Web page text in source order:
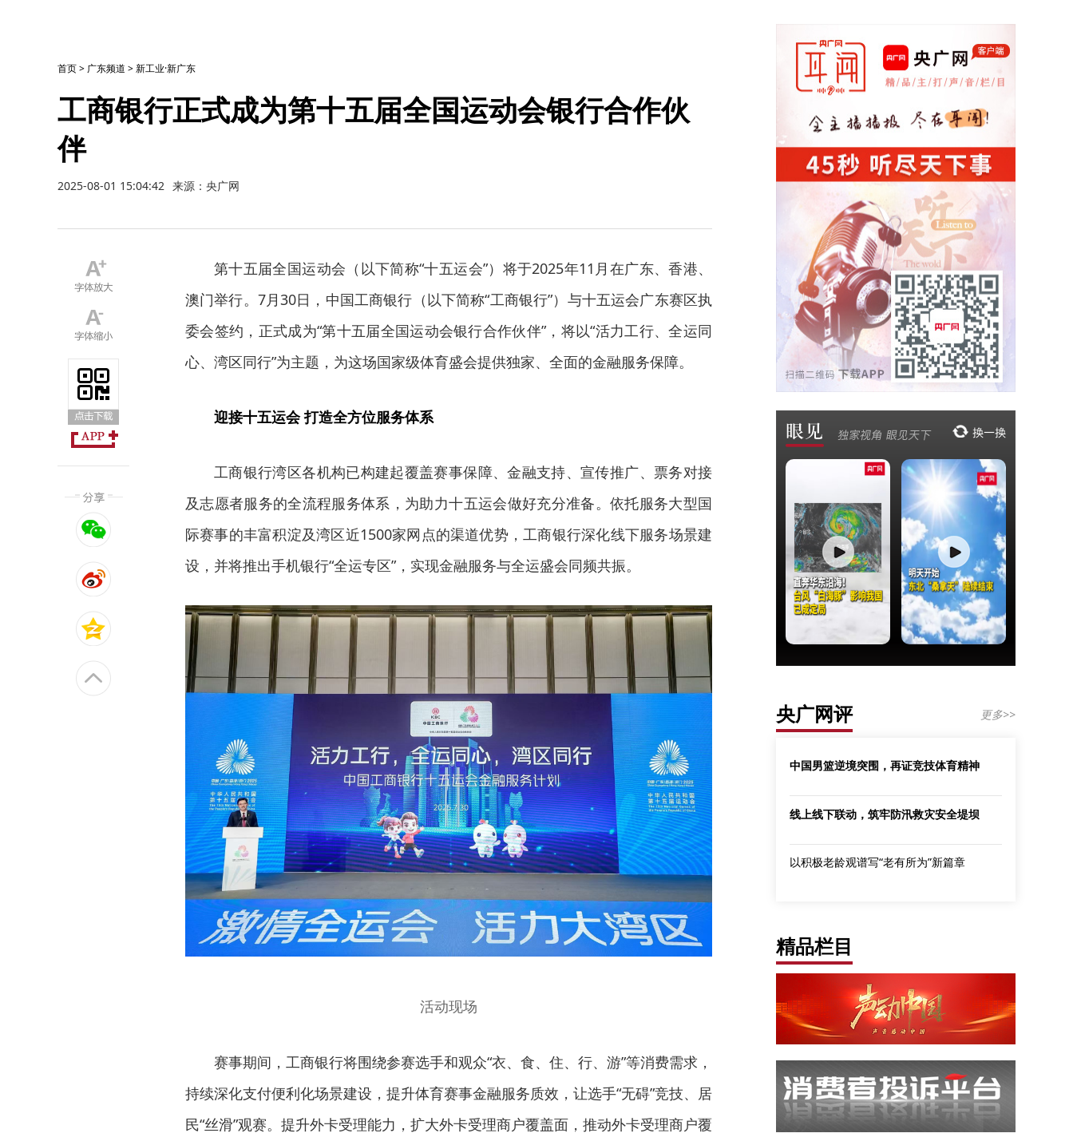
首页> 广东频道 >新工业·新广东
工商银行正式成为第十五届全国运动会银行合作伙
伴
2025-08-01 15:04:42 来源：央广网
第十五届全国运动会（以下简称“十五运会”）将于2025年11月在广东、香港、
澳门举行。7月30日，中国工商银行（以下简称“工商银行”）与十五运会广东赛区执
委会签约，正式成为“第十五届全国运动会银行合作伙伴”，将以“活力工行、全运同
心、湾区同行”为主题，为这场国家级体育盛会提供独家、全面的金融服务保障。
迎接十五运会 打造全方位服务体系
工商银行湾区各机构已构建起覆盖赛事保障、金融支持、宣传推广、票务对接
及志愿者服务的全流程服务体系，为助力十五运会做好充分准备。依托服务大型国
际赛事的丰富积淀及湾区近1500家网点的渠道优势，工商银行深化线下服务场景建
设，并将推出手机银行“全运专区”，实现金融服务与全运盛会同频共振。
活动现场
赛事期间，工商银行将围绕参赛选手和观众“衣、食、住、行、游”等消费需求，
持续深化支付便利化场景建设，提升体育赛事金融服务质效，让选手“无碍”竞技、居
民“丝滑”观赛。提升外卡受理能力，扩大外卡受理商户覆盖面，推动外卡受理商户覆
央广网评 更多>>
中国男篮逆境突围，再证竞技体育精神
线上线下联动，筑牢防汛救灾安全堤坝
以积极老龄观谱写“老有所为”新篇章
精品栏目